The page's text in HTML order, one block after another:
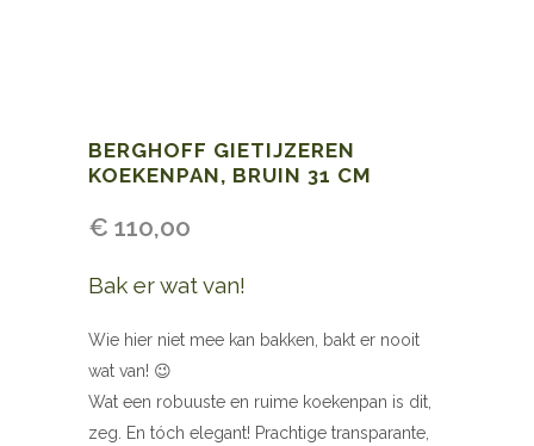
BERGHOFF GIETIJZEREN
KOEKENPAN, BRUIN 31 CM
€ 110,00
Bak er wat van!
Wie hier niet mee kan bakken, bakt er nooit
wat van! 😉
Wat een robuuste en ruime koekenpan is dit,
zeg. En tóch elegant! Prachtige transparante,